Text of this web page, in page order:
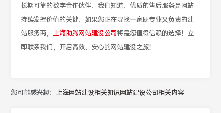
长期可靠的数字合作伙伴，我们知道，优质的售后服务是网站
持续发挥价值的关键，如果您正在寻找一家既专业又负责的建
站服务商， 上海助腾网站建设公司将是您值得信赖的选择！立
即联系我们，开启高效、安心的网站建设之旅！
您可能感兴趣： 上海网站建设相关知识网站建设公司相关内容